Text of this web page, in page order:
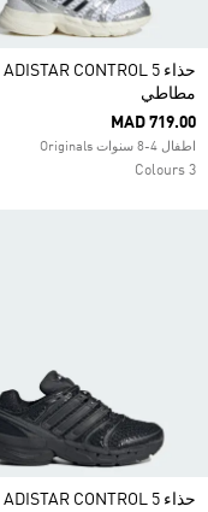
مطاطي
MAD 719.00
اطفال 4-8 سنوات Originals
3 Colours
حذاء ADISTAR CONTROL 5